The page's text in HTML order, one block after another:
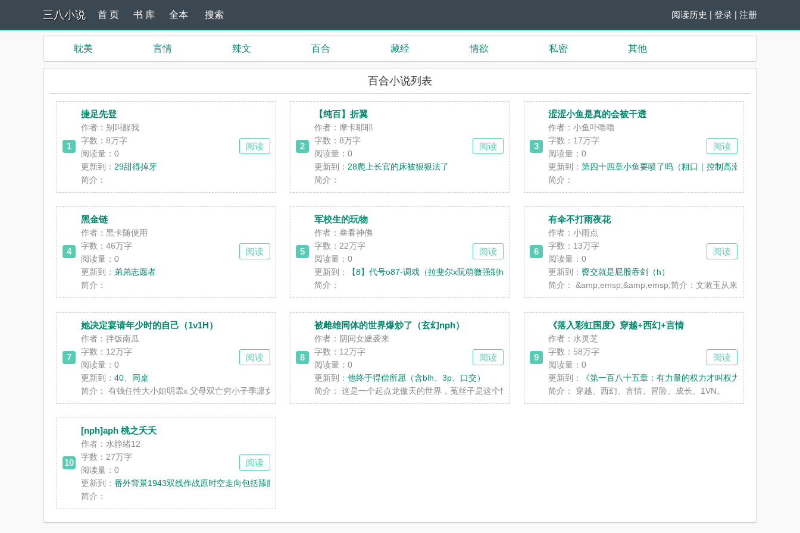
三八小说 阅读历史 | 登录 | 注册
首 页 书 库 全本 搜索
耽美 言情 辣文 百合 藏经 情欲 私密 其他
百合小说列表
1
捷足先登
作者：别叫醒我
字数：8万字
阅读量：0
更新到： 29甜得掉牙
简介：
阅读 2
【纯百】折翼
作者：摩卡耶耶
字数：8万字
阅读量：0
更新到： 28爬上长官的床被狠狠法了
简介：
阅读 3
涩涩小鱼是真的会被干透
作者：小鱼卟噜噜
字数：17万字
阅读量：0
更新到：第四十四章小鱼要喷了呜（粗口｜控制高潮｜
简介：
阅读
4
黑金链
作者：黑卡随便用
字数：46万字
阅读量：0
更新到： 弟弟志愿者
简介：
阅读 5
军校生的玩物
作者：叁看神佛
字数：22万字
阅读量：0
更新到：
【8】代号o87-调戏（拉斐尔x阮萌微强制h）
简介：
阅读 6
有伞不打雨夜花
作者：小雨点
字数：13万字
阅读量：0
更新到：臀交就是屁股吞剑（h）
简介：
&amp;emsp;&amp;emsp;简介：文漱玉从来都不想招惹是
阅读
7
她决定宴请年少时的自己（1v1H）
作者：拌饭南瓜
字数：12万字
阅读量：0
更新到： 40、同桌
简介：
有钱任性大小姐明霏x 父母双亡穷小子季凛女主视角：明霏在机场出站口遇见了多年前的春心萌动——季凛，想到那段戛然而止的感情，她心随风动，觉得有必要在人生进入下一个阶段
阅读 8
被雌雄同体的世界爆炒了（玄幻nph）
作者：阴间女嬷袭来
字数：12万字
阅读量：0
更新到：他终于得偿所愿（含blh、3p、口交）
简介：
这是一个起点龙傲天的世界，菟丝子是这个世界的路人甲，准确来说是路人草。菟丝子觉醒后被天道安排成龙傲天和他的
阅读 9
《落入彩虹国度》穿越+西幻+言情
作者：水灵芝
字数：58万字
阅读量：0
更新到：
《第一百八十五章：有力量的权力才叫权力》
简介：
穿越、西幻、言情、冒险、成长、1VN。
阅读
10
[nph]aph 桃之夭夭
作者：水静绪12
字数：27万字
阅读量：0
更新到： 番外背景1943双线作战原时空走向包括舔膜手
简介：
阅读